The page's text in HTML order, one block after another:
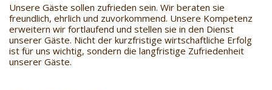
Unsere Gäste sollen zufrieden sein. Wir beraten sie
freundlich, ehrlich und zuvorkommend. Unsere Kompetenz
erweitern wir fortlaufend und stellen sie in den Dienst
unserer Gäste. Nicht der kurzfristige wirtschaftliche Erfolg
ist für uns wichtig, sondern die langfristige Zufriedenheit
unserer Gäste.